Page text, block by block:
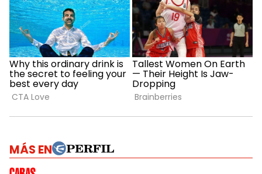
MÁS EN